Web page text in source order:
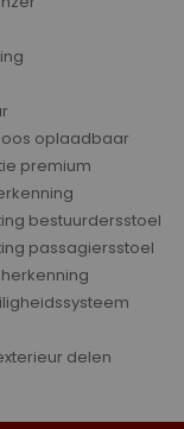
oplaadbaar
premium
bestuurdersstoel
passagiersstoel
delen